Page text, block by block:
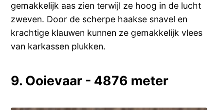
gemakkelijk aas zien terwijl ze hoog in de lucht
zweven. Door de scherpe haakse snavel en
krachtige klauwen kunnen ze gemakkelijk vlees
van karkassen plukken.
9. Ooievaar - 4876 meter